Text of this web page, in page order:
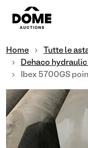
Home
Tutte le
Dehaco
Ibex 5700GS